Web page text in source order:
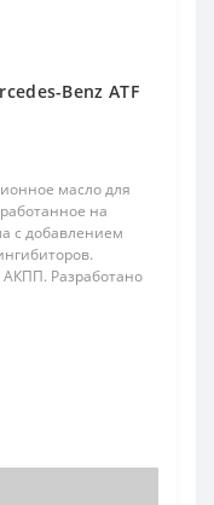
Benz ATF
масло для
на
с добавлением
Разработано